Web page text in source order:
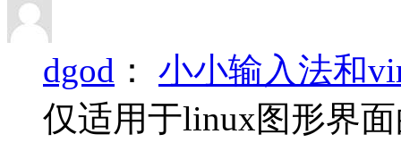
dgod ： 小小输入法和
仅适用于linux图形界